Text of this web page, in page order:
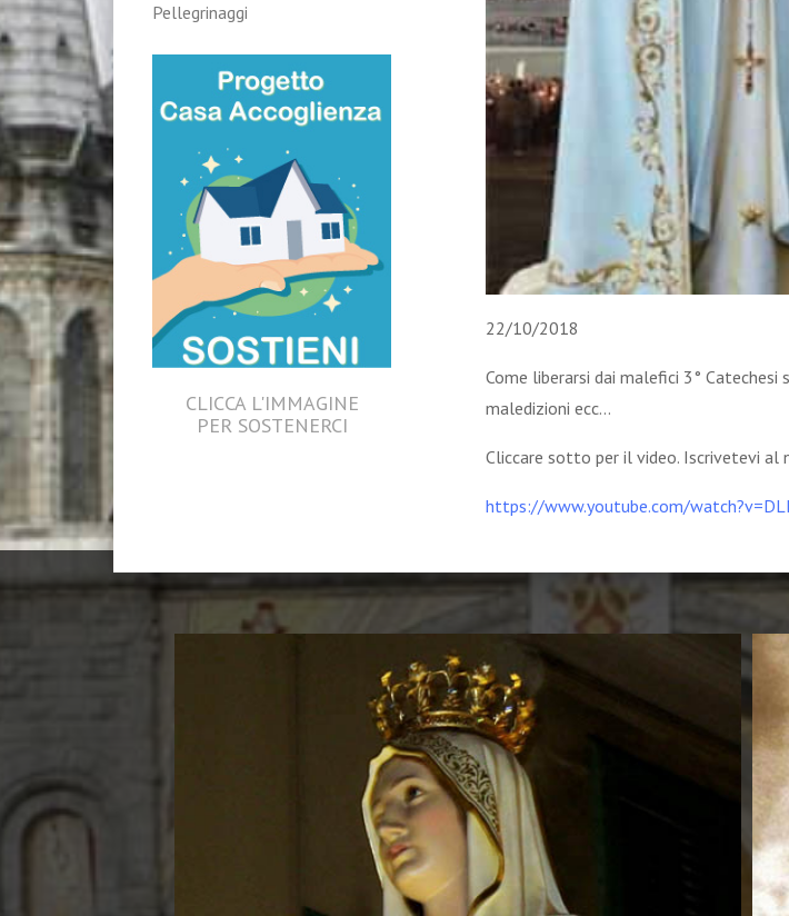
Pellegrinaggi
CLICCA L'IMMAGINE
PER SOSTENERCI
22/10/2018
Come liberarsi dai malefici 3°
maledizioni ecc...
Cliccare sotto per il video. Iscrivetevi al
https://www.youtube.com/